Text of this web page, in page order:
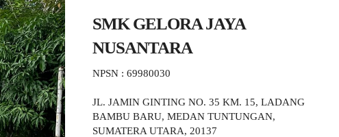
SMK GELORA JAYA
NUSANTARA
NPSN : 69980030
JL. JAMIN GINTING NO. 35 KM. 15, LADANG
BAMBU BARU, MEDAN TUNTUNGAN,
SUMATERA UTARA, 20137